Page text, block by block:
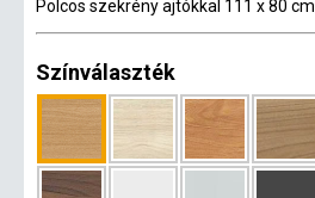
Polcos szekrény ajtókkal 111 x 80 cm
Színválaszték